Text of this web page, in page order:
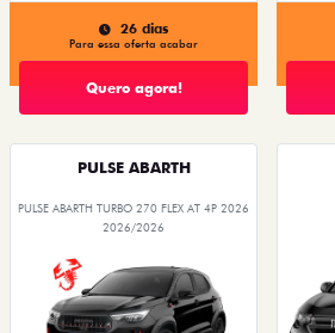
26 dias
Para essa oferta acabar
Quero agora!
PULSE ABARTH
PULSE ABARTH TURBO 270 FLEX AT 4P 2026
2026/2026